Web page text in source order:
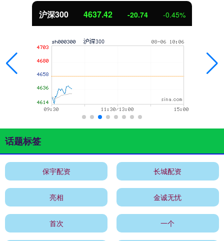
-0.45% 北证50 1122.16
话题标签
保宇配资 长城配资
亮相 金诚无忧
首次 一个